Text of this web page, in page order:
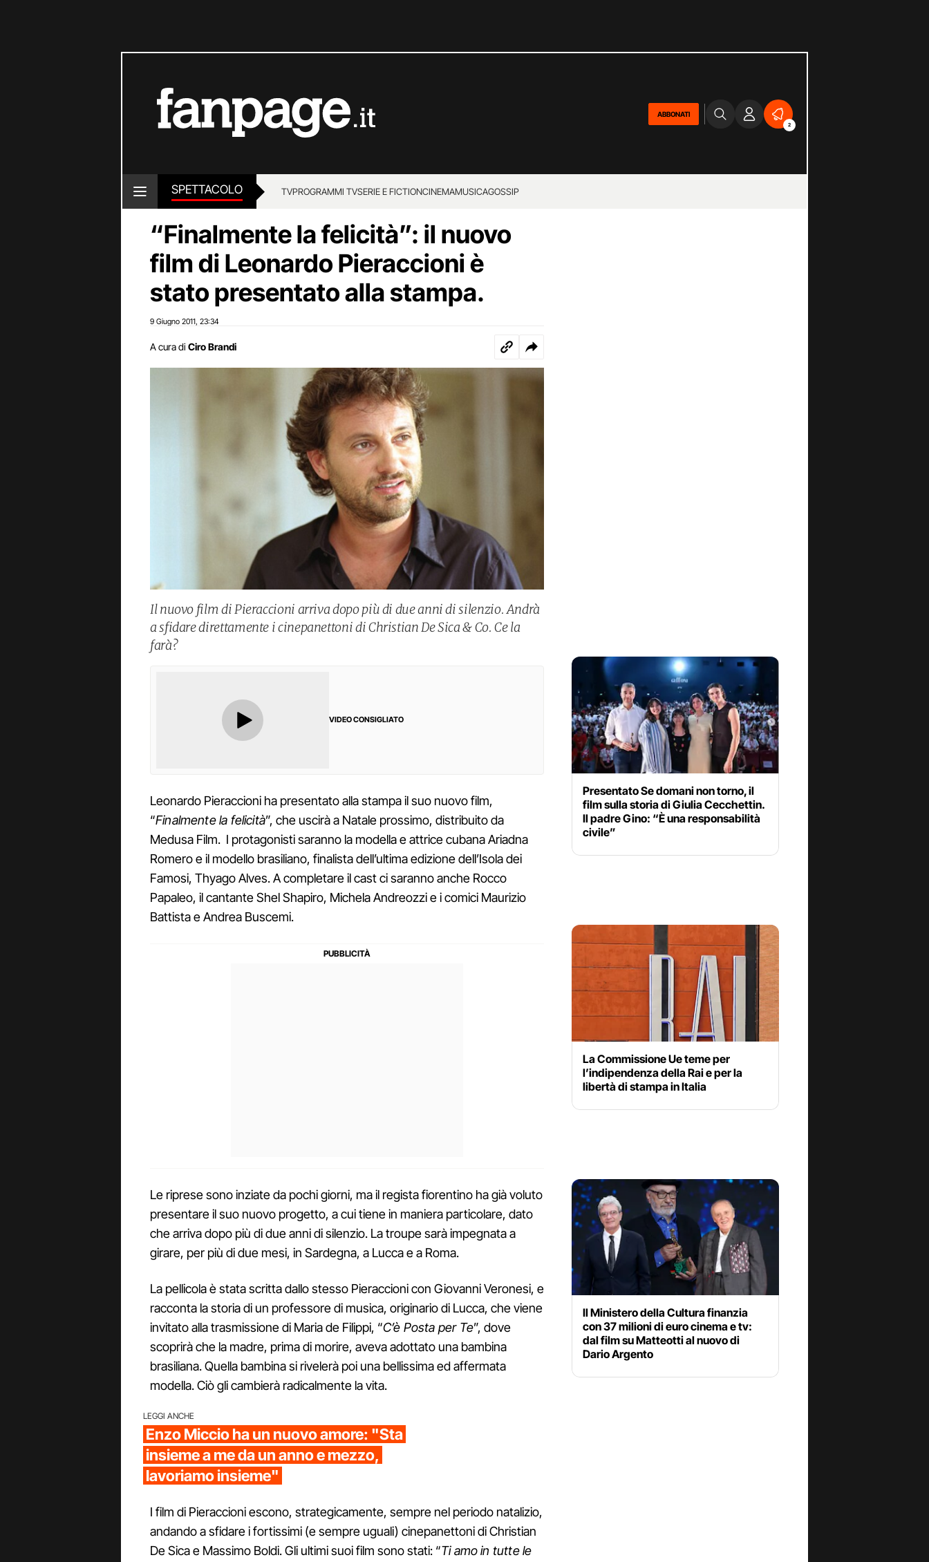
ABBONATI
2
SPETTACOLO TVPROGRAMMI TVSERIE E FICTIONCINEMAMUSICAGOSSIP
“Finalmente la felicità”: il nuovo
film di Leonardo Pieraccioni è
stato presentato alla stampa.
9 Giugno 2011 23:34
A cura di Ciro Brandi
Il nuovo film di Pieraccioni arriva dopo più di due anni di silenzio. Andrà
a sfidare direttamente i cinepanettoni di Christian De Sica & Co. Ce la
farà?
VIDEO CONSIGLIATO
Leonardo Pieraccioni ha presentato alla stampa il suo nuovo film,
“Finalmente la felicità”, che uscirà a Natale prossimo, distribuito da
Medusa Film. I protagonisti saranno la modella e attrice cubana Ariadna
Romero e il modello brasiliano, finalista dell’ultima edizione dell’Isola dei
Famosi, Thyago Alves. A completare il cast ci saranno anche Rocco
Papaleo, il cantante Shel Shapiro, Michela Andreozzi e i comici Maurizio
Battista e Andrea Buscemi.
Le riprese sono inziate da pochi giorni, ma il regista fiorentino ha già voluto
presentare il suo nuovo progetto, a cui tiene in maniera particolare, dato
che arriva dopo più di due anni di silenzio. La troupe sarà impegnata a
girare, per più di due mesi, in Sardegna, a Lucca e a Roma.
La pellicola è stata scritta dallo stesso Pieraccioni con Giovanni Veronesi, e
racconta la storia di un professore di musica, originario di Lucca, che viene
invitato alla trasmissione di Maria de Filippi, “C’è Posta per Te”, dove
scoprirà che la madre, prima di morire, aveva adottato una bambina
brasiliana. Quella bambina si rivelerà poi una bellissima ed affermata
modella. Ciò gli cambierà radicalmente la vita.
LEGGI ANCHE
Enzo Miccio ha un nuovo amore: "Sta
insieme a me da un anno e mezzo,
lavoriamo insieme"
I film di Pieraccioni escono, strategicamente, sempre nel periodo natalizio,
andando a sfidare i fortissimi (e sempre uguali) cinepanettoni di Christian
De Sica e Massimo Boldi. Gli ultimi suoi film sono stati: “Ti amo in tutte le
Presentato Se domani non torno, il
film sulla storia di Giulia Cecchettin.
Il padre Gino: “È una responsabilità
civile”
La Commissione Ue teme per
l’indipendenza della Rai e per la
libertà di stampa in Italia
Il Ministero della Cultura finanzia
con 37 milioni di euro cinema e tv:
dal film su Matteotti al nuovo di
Dario Argento